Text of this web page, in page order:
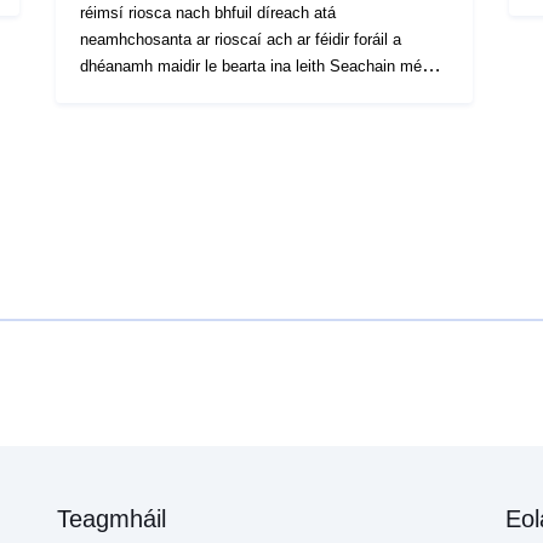
réimsí riosca nach bhfuil díreach atá
neamhchosanta ar rioscaí ach ar féidir foráil a
dhéanamh maidir le bearta ina leith Seachain méadú
(cf. Airteagal L562-1 den Chód Comhshaoil). Seo níl
Teagmháil